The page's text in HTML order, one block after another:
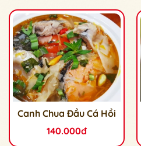
Canh Chua Đầu Cá Hồi
140.000đ